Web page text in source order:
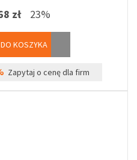
zł 23%
DO KOSZYKA
Zapytaj o cenę dla firm